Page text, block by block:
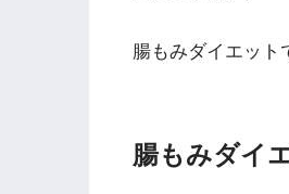
腸もみダイエット
腸もみダイ